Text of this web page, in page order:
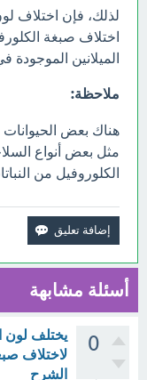
لذلك، فإن اختلاف
اختلاف صبغة
الميلانين الموجودة
ملاحظة:
هناك بعض
مثل بعض أنواع
الكلوروفيل من
أسئلة مشابهة
0
يختلف
لاختلاف
الشرح